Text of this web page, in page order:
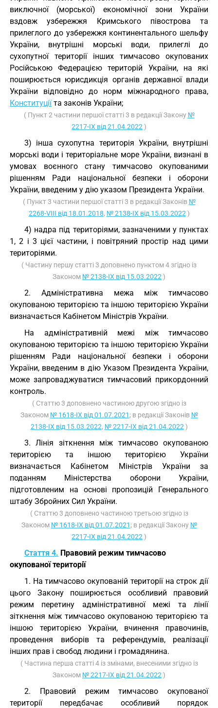
виключної (морської) економічної зони України
вздовж узбережжя Кримського півострова та
прилеглого до узбережжя континентального шельфу
України, внутрішні морські води, прилеглі до
сухопутної території інших тимчасово окупованих
Російською Федерацією територій України, на які
поширюється юрисдикція органів державної влади
України відповідно до норм міжнародного права,
Конституціїта законів України;
( Пункт 2 частини першої статті 3 в редакції Закону №
2217-IX від 21.04.2022 )
3) інша сухопутна територія України, внутрішні
морські води і територіальне море України, визнані в
умовах воєнного стану тимчасово окупованими
рішенням Ради національної безпеки і оборони
України, введеним у дію указом Президента України.
( Пункт 3 частини першої статті 3 в редакції Законів №
2268-VIII від 18.01.2018, № 2138-IX від 15.03.2022 )
4) надра під територіями, зазначеними у пунктах
1, 2 і 3 цієї частини, і повітряний простір над цими
територіями.
( Частину першу статті 3 доповнено пунктом 4 згідно із
Законом № 2138-IX від 15.03.2022 )
2. Адміністративна межа між тимчасово
окупованою територією та іншою територією України
визначається Кабінетом Міністрів України.
На адміністративній межі між тимчасово
окупованою територією та іншою територією України
рішенням Ради національної безпеки і оборони
України, введеним в дію Указом Президента України,
може запроваджуватися тимчасовий прикордонний
контроль.
( Статтю 3 доповнено частиною другою згідно із
Законом № 1618-IX від 01.07.2021 ; в редакції Законів №
2138-IX від 15.03.2022, № 2217-IX від 21.04.2022 )
3. Лінія зіткнення між тимчасово окупованою
територією та іншою територією України
визначається Кабінетом Міністрів України за
поданням Міністерства оборони України,
підготовленим на основі пропозицій Генерального
штабу Збройних Сил України.
( Статтю 3 доповнено частиною третьою згідно із
Законом № 1618-IX від 01.07.2021 ; в редакції Закону №
2217-IX від 21.04.2022 )
Стаття 4. Правовий режим тимчасово
окупованої території
1. На тимчасово окупованій території на строк дії
цього Закону поширюється особливий правовий
режим перетину адміністративної межі та лінії
зіткнення між тимчасово окупованою територією та
іншою територією України, вчинення правочинів,
проведення виборів та референдумів, реалізації
інших прав і свобод людини і громадянина.
( Частина перша статті 4 із змінами, внесеними згідно із
Законом № 2217-IX від 21.04.2022 )
2. Правовий режим тимчасово окупованої
території передбачає особливий порядок